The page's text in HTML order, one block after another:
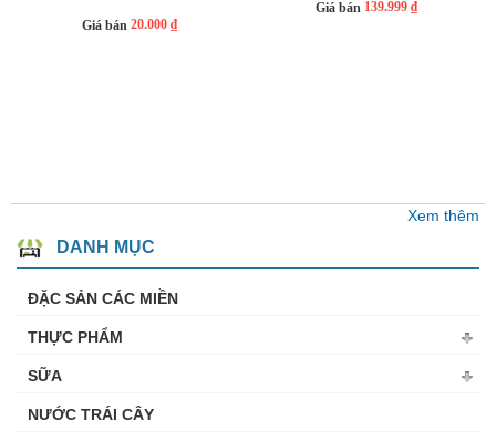
DANH MỤC
ĐẶC SẢN CÁC MIỀN
THỰC PHẨM
SỮA
NƯỚC TRÁI CÂY
Giá bán 20.000 ₫
Giá bán 139.999 ₫
Xem thêm